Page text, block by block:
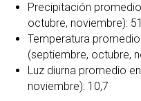
Precipitación
octubre, noviembre): 51
Temperatura
(septiembre, octubre,
Luz diurna promedio
noviembre): 10,7